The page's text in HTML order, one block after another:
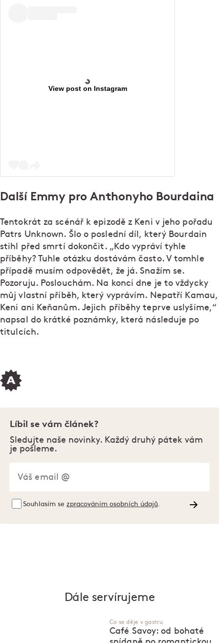
View post on Instagram
Další Emmy pro Anthonyho Bourdaina
Tentokrát za scénář k epizodě z Keni v jeho pořadu
Patrs Unknown. Šlo o poslední díl, který Bourdain
stihl před smrtí dokončit. „Kdo vypráví tyhle
příběhy? Tuhle otázku dostávám často. V tomhle
případě musím odpovědět, že já. Snažím se.
Pozoruju. Poslouchám. Na konci dne je to vždycky
můj vlastní příběh, který vyprávím. Nepatří Kamau,
Keni ani Keňanům. Jejich příběhy teprve uslyšíme,“
napsal do krátké poznámky, která následuje po
titulcích.
Líbil se vám článek?
Sledujte naše novinky. Každý druhý pátek vám
je pošleme.
Souhlasím se zpracováním osobních údajů
Dále servírujeme
Co se děje v gastru
Café Savoy: od bohaté